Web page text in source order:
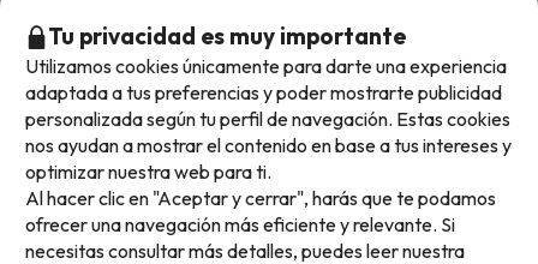
Hoteles con toboganes
Selección de la Newsletter
Los favoritos de nuestros clientes
Vacaciones en Noviembre
Métodos de pago disponibles
Tu privacidad es muy importante
Utilizamos cookies únicamente para darte una experiencia
adaptada a tus preferencias y poder mostrarte publicidad
personalizada según tu perfil de navegación. Estas cookies
nos ayudan a mostrar el contenido en base a tus intereses y
optimizar nuestra web para ti.
Al hacer clic en "Aceptar y cerrar", harás que te podamos
ofrecer una navegación más eficiente y relevante. Si
necesitas consultar más detalles, puedes leer nuestra